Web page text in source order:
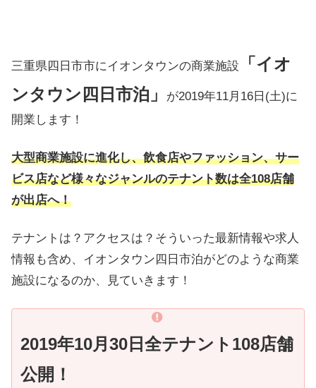
三重県四日市市にイオンタウンの商業施設
「イオ
ンタウン四日市泊」
が2019年11月16日(土)に
開業します！
大型商業施設に進化し、飲食店やファッション、サー
ビス店など様々なジャンルのテナント数は全108店舗
が出店へ！
テナントは？アクセスは？そういった最新情報や求人
情報も含め、イオンタウン四日市泊がどのような商業
施設になるのか、見ていきます！
2019年10月30日全テナント108店舗
公開！